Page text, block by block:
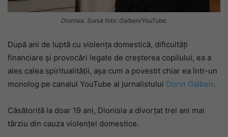
Dionisia. Sursă foto: Galben/YouTube.
După ani de luptă cu violența domestică, dificultăți
financiare și provocări legate de creșterea copilului, ea a
ales calea spiritualității, așa cum a povestit chiar ea într-un
monolog pe canalul YouTube al jurnalistului Dorin Galben.
Căsătorită la doar 19 ani, Dionisia a divorțat trei ani mai
târziu din cauza violenței domestice.